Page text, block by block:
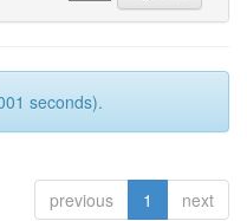
seconds).
previous 1 next